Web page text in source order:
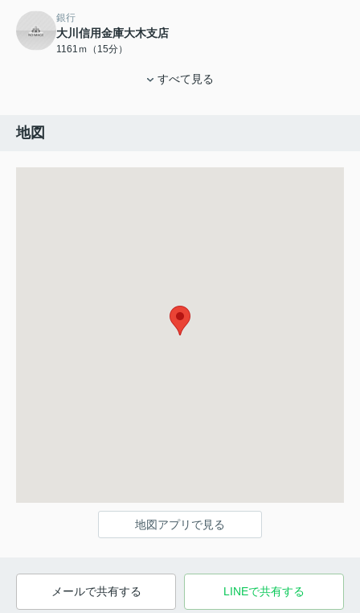
銀行
大川信用金庫大木支店
1161ｍ（15分）
すべて見る
地図
地図アプリで見る
メールで共有する LINEで共有する